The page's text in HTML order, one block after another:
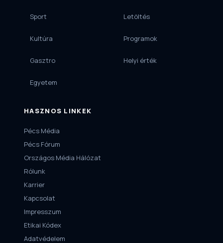
Sport
Kultúra
Gasztro
Egyetem
Letöltés
Programok
Helyi érték
HASZNOS LINKEK
Pécs Média
Pécs Fórum
Országos Média Hálózat
Rólunk
Karrier
Kapcsolat
Impresszum
Etikai Kódex
Adatvédelem